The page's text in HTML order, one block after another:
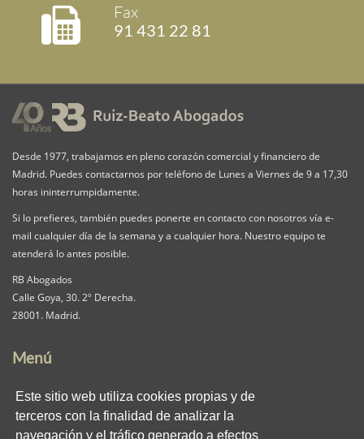
Este sitio web utiliza cookies propias y de
terceros con la finalidad de analizar la
navegación y el tráfico generado a efectos
Fax
91 431 22 81
Desde 1977, trabajamos en pleno corazón comercial y financiero de
Madrid. Puedes contactarnos por teléfono de Lunes a Viernes de 9 a 17,30
horas ininterrumpidamente.
Si lo prefieres, también puedes ponerte en contacto con nosotros vía e-
mail cualquier día de la semana y a cualquier hora. Nuestro equipo te
atenderá lo antes posible.
RB Abogados
Calle Goya, 30. 2º Derecha.
28001. Madrid.
Menú
Nuestra Firma Servicios
Pack iguala
Contacta
Clientes
RB en los medios
Enlaces Privacidad